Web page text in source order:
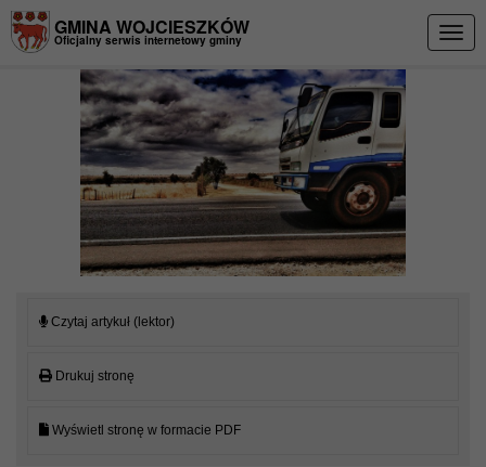
GMINA WOJCIESZKÓW
Oficjalny serwis internetowy gminy
Czytaj artykuł (lektor)
Drukuj stronę
Wyświetl stronę w formacie PDF